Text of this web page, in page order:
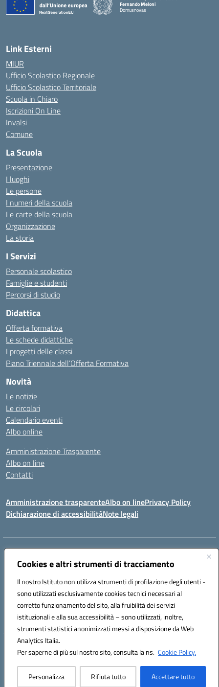
Cookies e altri strumenti di tracciamento
Il nostro Istituto non utilizza strumenti di profilazione degli utenti -
sono utilizzati esclusivamente cookies tecnici necessari al
corretto funzionamento del sito, alla fruibilità dei servizi
istituzionali e alla sua accessibilità – sono utilizzati, inoltre,
strumenti statistici anonimizzati messi a disposizione da Web
Analytics Italia.
Per saperne di più sul nostro sito, consulta la ns. Cookie Policy.
Personalizza Rifiuta tutto Accettare tutto
Fernando Meloni
Domusnovas
Link Esterni
MIUR
Ufficio Scolastico Regionale
Ufficio Scolastico Territoriale
Scuola in Chiaro
Iscrizioni On Line
Invalsi
Comune
La Scuola
Presentazione
I luoghi
Le persone
I numeri della scuola
Le carte della scuola
Organizzazione
La storia
I Servizi
Personale scolastico
Famiglie e studenti
Percorsi di studio
Didattica
Offerta formativa
Le schede didattiche
I progetti delle classi
Piano Triennale dell’Offerta Formativa
Novità
Le notizie
Le circolari
Calendario eventi
Albo online
Amministrazione Trasparente
Albo on line
Contatti
Amministrazione trasparenteAlbo on linePrivacy Policy
Dichiarazione di accessibilitàNote legali
Indirizzo:
Centralino:078170786 Email:caic875002@istruzione.it
Codice fiscale: 90027700922
Codice meccanografico:
CAIC875002
Codice unico di fatturazione (CUF): UFVRG0
Hosting & Powered by 3D Solution S.r.l.
Concept & Design by Designers Italia